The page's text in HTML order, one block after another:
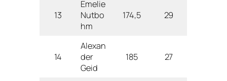
13
Emelie
Nutbo
hm
174,5 29
14
Alexan
der
Geid
185 27